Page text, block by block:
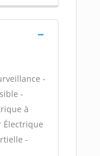
-
-
à
Électrique
-